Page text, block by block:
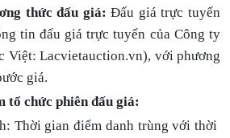
thức đấu giá:Đấu giá trực tuyến
tin đấu giá trực tuyến của Công ty
Việt: Lacvietauction.vn), với phương
giá.
tổ chức phiên đấu giá:
Thời gian điểm danh trùng với thời